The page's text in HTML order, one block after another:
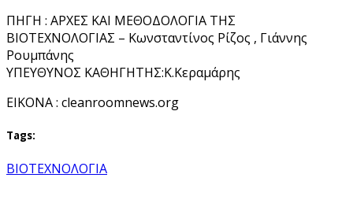
ΠΗΓΗ : ΑΡΧΕΣ ΚΑΙ ΜΕΘΟΔΟΛΟΓΙΑ ΤΗΣ
ΒΙΟΤΕΧΝΟΛΟΓΙΑΣ – Κωνσταντίνος Ρίζος , Γιάννης
Ρουμπάνης
ΥΠΕΥΘΥΝΟΣ ΚΑΘΗΓΗΤΗΣ:Κ.Κεραμάρης
ΕΙΚΟΝΑ : cleanroomnews.org
Tags:
ΒΙΟΤΕΧΝΟΛΟΓΙΑ